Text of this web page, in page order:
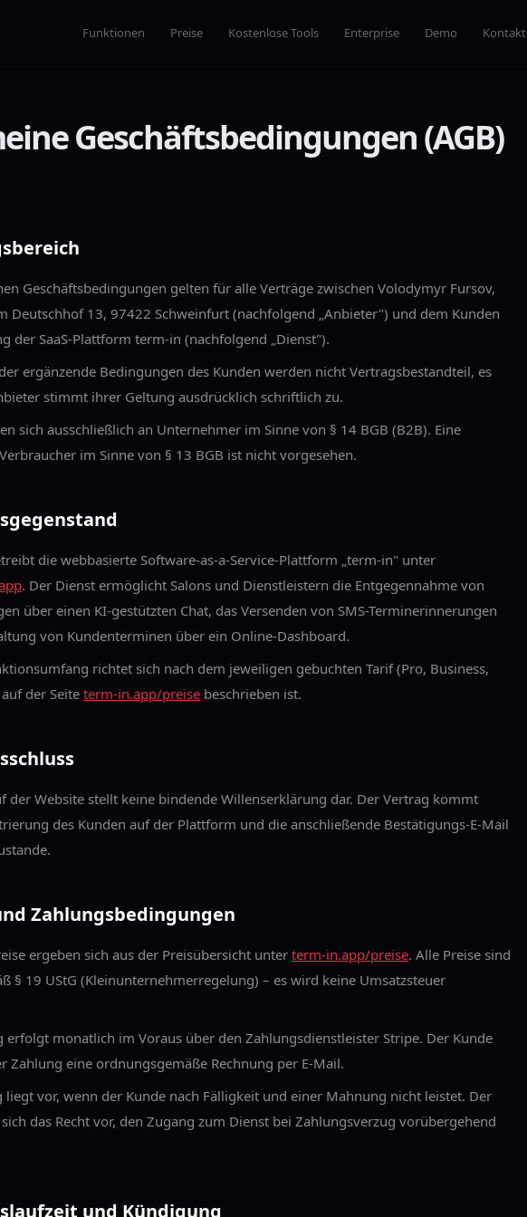
Funktionen Preise Kostenlose Tools Enterprise Demo Kontakt
Geschäftsbedingungen (AGB)
Geschäftsbedingungen gelten für alle Verträge zwischen Volodymyr Fursov,
Deutschhof 13, 97422 Schweinfurt (nachfolgend „Anbieter") und dem Kunden
der SaaS-Plattform term-in (nachfolgend „Dienst").
ergänzende Bedingungen des Kunden werden nicht Vertragsbestandteil, es
stimmt ihrer Geltung ausdrücklich schriftlich zu.
sich ausschließlich an Unternehmer im Sinne von § 14 BGB (B2B). Eine
im Sinne von § 13 BGB ist nicht vorgesehen.
die webbasierte Software-as-a-Service-Plattform „term-in" unter
. Der Dienst ermöglicht Salons und Dienstleistern die Entgegennahme von
über einen KI-gestützten Chat, das Versenden von SMS-Terminerinnerungen
von Kundenterminen über ein Online-Dashboard.
richtet sich nach dem jeweiligen gebuchten Tarif (Pro, Business,
der Seite term-in.app/preise beschrieben ist.
der Website stellt keine bindende Willenserklärung dar. Der Vertrag kommt
des Kunden auf der Plattform und die anschließende Bestätigungs-E-Mail
Zahlungsbedingungen
ergeben sich aus der Preisübersicht unter term-in.app/preise. Alle Preise sind
§ 19 UStG (Kleinunternehmerregelung) – es wird keine Umsatzsteuer
erfolgt monatlich im Voraus über den Zahlungsdienstleister Stripe. Der Kunde
Zahlung eine ordnungsgemäße Rechnung per E-Mail.
liegt vor, wenn der Kunde nach Fälligkeit und einer Mahnung nicht leistet. Der
das Recht vor, den Zugang zum Dienst bei Zahlungsverzug vorübergehend
und Kündigung